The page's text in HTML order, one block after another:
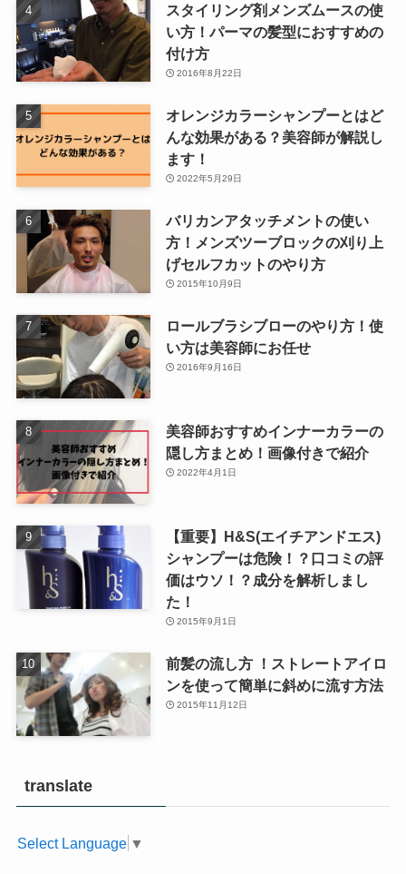
スタイリング剤メンズムースの使
い方！パーマの髪型におすすめの
付け方
2016年8月22日
オレンジカラーシャンプーとはど
んな効果がある？美容師が解説し
ます！
2022年5月29日
バリカンアタッチメントの使い
方！メンズツーブロックの刈り上
げセルフカットのやり方
2015年10月9日
ロールブラシブローのやり方！使
い方は美容師にお任せ
2016年9月16日
美容師おすすめインナーカラーの
隠し方まとめ！画像付きで紹介
2022年4月1日
【重要】H&S(エイチアンドエス)
シャンプーは危険！？口コミの評
価はウソ！？成分を解析しまし
た！
2015年9月1日
前髪の流し方 ！ストレートアイロ
ンを使って簡単に斜めに流す方法
2015年11月12日
translate
Select Language ▼